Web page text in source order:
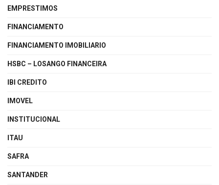
EMPRESTIMOS
FINANCIAMENTO
FINANCIAMENTO IMOBILIARIO
HSBC – LOSANGO FINANCEIRA
IBI CREDITO
IMOVEL
INSTITUCIONAL
ITAU
SAFRA
SANTANDER